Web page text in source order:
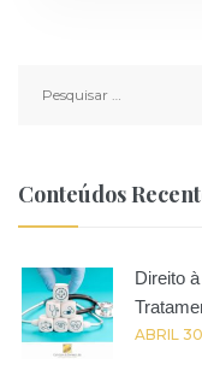
por:
Conteúdos
Direito
ABRIL